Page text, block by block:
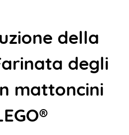
della
degli
mattoncini